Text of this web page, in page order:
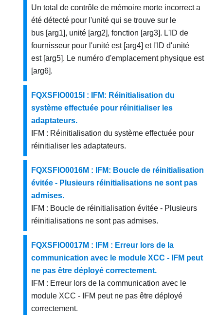
Un total de contrôle de mémoire morte incorrect a
été détecté pour l'unité qui se trouve sur le
bus [arg1], unité [arg2], fonction [arg3]. L'ID de
fournisseur pour l'unité est [arg4] et l'ID d'unité
est [arg5]. Le numéro d'emplacement physique est
[arg6].
FQXSFIO0015I : IFM: Réinitialisation du
système effectuée pour réinitialiser les
adaptateurs.
IFM : Réinitialisation du système effectuée pour
réinitialiser les adaptateurs.
FQXSFIO0016M : IFM: Boucle de réinitialisation
évitée - Plusieurs réinitialisations ne sont pas
admises.
IFM : Boucle de réinitialisation évitée - Plusieurs
réinitialisations ne sont pas admises.
FQXSFIO0017M : IFM : Erreur lors de la
communication avec le module XCC - IFM peut
ne pas être déployé correctement.
IFM : Erreur lors de la communication avec le
module XCC - IFM peut ne pas être déployé
correctement.